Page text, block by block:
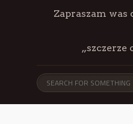
Zapraszam
„szczerze